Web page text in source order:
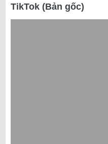
TikTok (Bản gốc)